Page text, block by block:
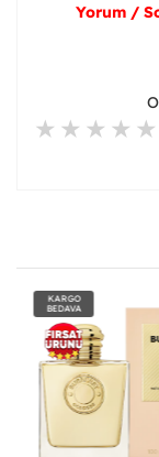
Yorum /
KARGO
BEDAVA